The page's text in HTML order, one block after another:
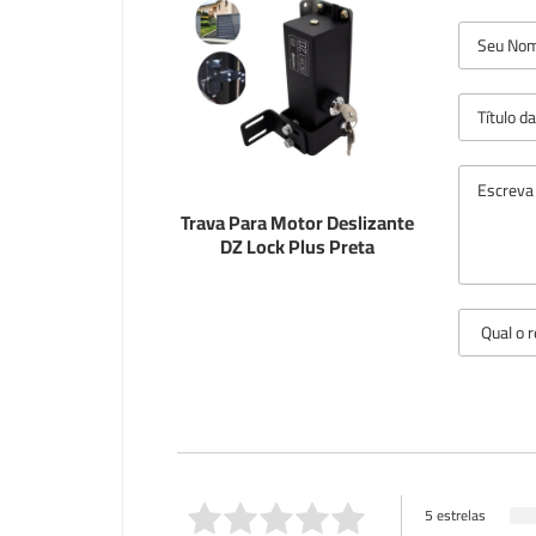
Trava Para Motor Deslizante
DZ Lock Plus Preta
5 estrelas